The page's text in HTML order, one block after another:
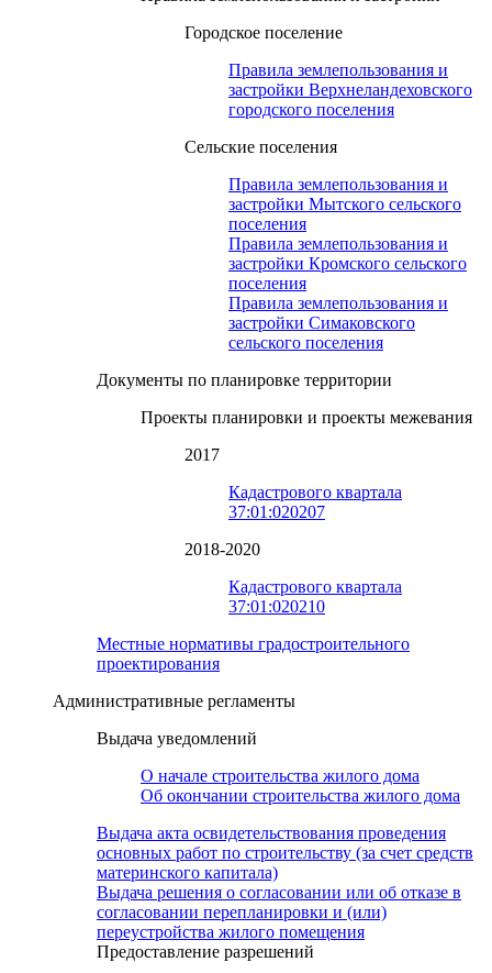
Городское поселение
Правила землепользования и
застройки Верхнеландеховского
городского поселения
Сельские поселения
Правила землепользования и
застройки Мытского сельского
поселения
Правила землепользования и
застройки Кромского сельского
поселения
Правила землепользования и
застройки Симаковского
сельского поселения
Документы по планировке территории
Проекты планировки и проекты межевания
2017
Кадастрового квартала
37:01:020207
2018-2020
Кадастрового квартала
37:01:020210
Местные нормативы градостроительного
проектирования
Административные регламенты
Выдача уведомлений
О начале строительства жилого дома
Об окончании строительства жилого дома
Выдача акта освидетельствования проведения
основных работ по строительству (за счет средств
материнского капитала)
Выдача решения о согласовании или об отказе в
согласовании перепланировки и (или)
переустройства жилого помещения
Предоставление разрешений